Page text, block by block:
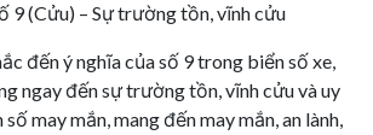
9 (Cửu) – Sự trường tồn, vĩnh cửu
đến ý nghĩa của số 9 trong biển số xe,
ngay đến sự trường tồn, vĩnh cửu và uy
may mắn, mang đến may mắn, an lành,